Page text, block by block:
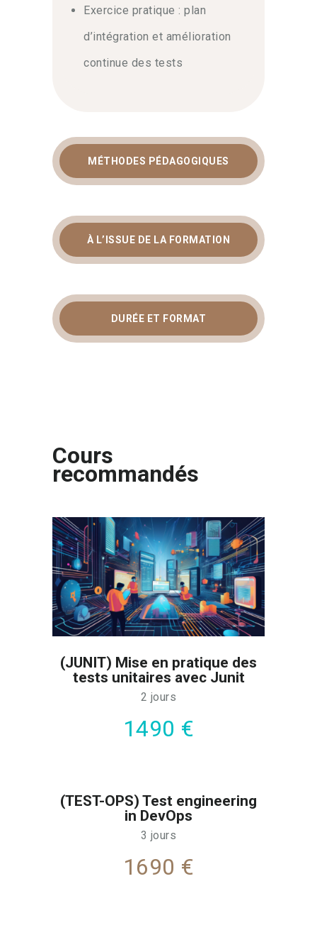
Exercice pratique : plan
d’intégration et amélioration
continue des tests
MÉTHODES PÉDAGOGIQUES
À L’ISSUE DE LA FORMATION
DURÉE ET FORMAT
Cours
recommandés
(JUNIT) Mise en pratique des
tests unitaires avec Junit
2 jours
1490 €
(TEST-OPS) Test engineering
in DevOps
3 jours
1690 €